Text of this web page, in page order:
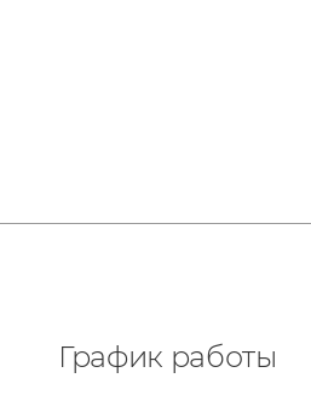
График работы